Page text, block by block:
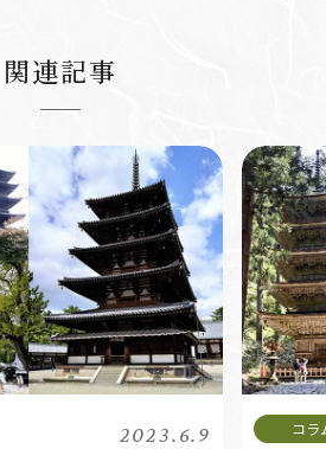
関連記事
2023.6.9